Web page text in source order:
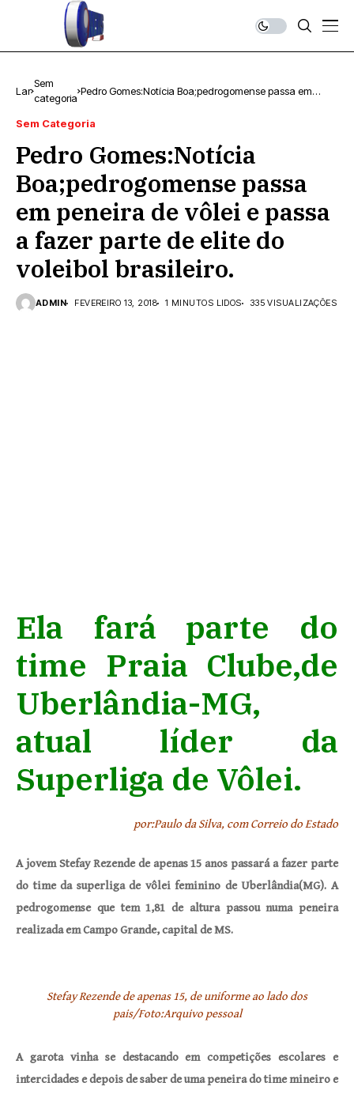
Lar
Sem
categoria
Pedro Gomes:Notícia Boa;pedrogomense passa em
brasileiro.
Sem Categoria
Pedro Gomes:Notícia
Boa;pedrogomense passa
em peneira de vôlei e passa
a fazer parte de elite do
voleibol brasileiro.
ADMIN FEVEREIRO 13, 2018 1 MINUTOS LIDOS 335 VISUALIZAÇÕES
Ela fará parte do
time Praia Clube,de
Uberlândia-MG,
atual líder da
Superliga de Vôlei.
por:Paulo da Silva, com Correio do Estado
A jovem Stefay Rezende de apenas 15 anos passará a fazer parte
do time da superliga de vôlei feminino de Uberlândia(MG). A
pedrogomense que tem 1,81 de altura passou numa peneira
realizada em Campo Grande, capital de MS.
Stefay Rezende de apenas 15, de uniforme ao lado dos
pais/Foto:Arquivo pessoal
A garota vinha se destacando em competições escolares e
intercidades e depois de saber de uma peneira do time mineiro e